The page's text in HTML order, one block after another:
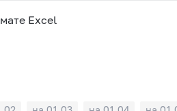
Excel